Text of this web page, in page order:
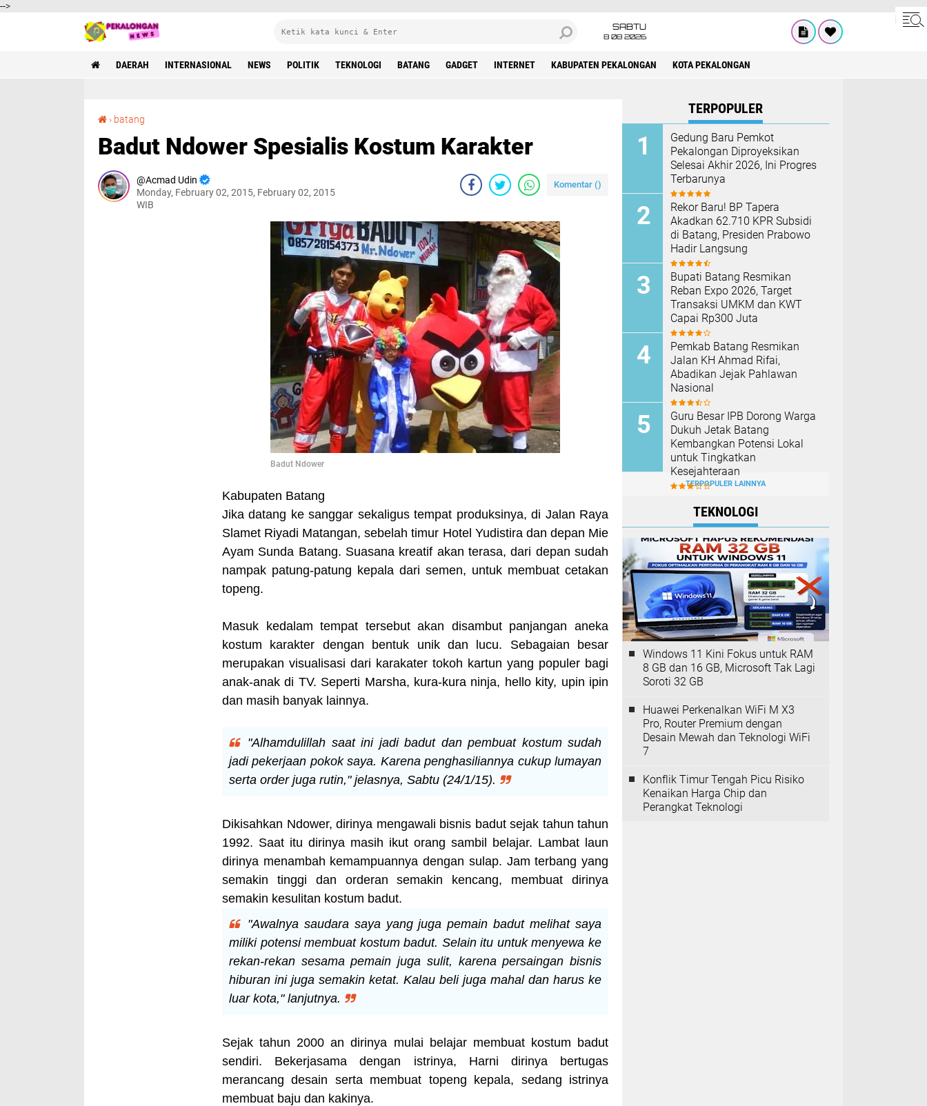
-->
SABTU
8 08 2026
DAERAH INTERNASIONAL NEWS POLITIK TEKNOLOGI BATANG GADGET INTERNET KABUPATEN PEKALONGAN KOTA PEKALONGAN
› batang
Badut Ndower Spesialis Kostum Karakter
Acmad Udin
Monday, February 02, 2015, February 02, 2015
WIB
Komentar ()
Badut Ndower
Kabupaten Batang
Jika datang ke sanggar sekaligus tempat produksinya, di Jalan Raya
Slamet Riyadi Matangan, sebelah timur Hotel Yudistira dan depan Mie
Ayam Sunda Batang. Suasana kreatif akan terasa, dari depan sudah
nampak patung-patung kepala dari semen, untuk membuat cetakan
topeng.
Masuk kedalam tempat tersebut akan disambut panjangan aneka
kostum karakter dengan bentuk unik dan lucu. Sebagaian besar
merupakan visualisasi dari karakater tokoh kartun yang populer bagi
anak-anak di TV. Seperti Marsha, kura-kura ninja, hello kity, upin ipin
dan masih banyak lainnya.
"Alhamdulillah saat ini jadi badut dan pembuat kostum sudah
jadi pekerjaan pokok saya. Karena penghasiliannya cukup lumayan
serta order juga rutin," jelasnya, Sabtu (24/1/15).
Dikisahkan Ndower, dirinya mengawali bisnis badut sejak tahun tahun
1992. Saat itu dirinya masih ikut orang sambil belajar. Lambat laun
dirinya menambah kemampuannya dengan sulap. Jam terbang yang
semakin tinggi dan orderan semakin kencang, membuat dirinya
semakin kesulitan kostum badut.
"Awalnya saudara saya yang juga pemain badut melihat saya
miliki potensi membuat kostum badut. Selain itu untuk menyewa ke
rekan-rekan sesama pemain juga sulit, karena persaingan bisnis
hiburan ini juga semakin ketat. Kalau beli juga mahal dan harus ke
luar kota," lanjutnya.
Sejak tahun 2000 an dirinya mulai belajar membuat kostum badut
sendiri. Bekerjasama dengan istrinya, Harni dirinya bertugas
merancang desain serta membuat topeng kepala, sedang istrinya
membuat baju dan kakinya.
TERPOPULER
Gedung Baru Pemkot
Pekalongan Diproyeksikan
Selesai Akhir 2026, Ini Progres
Terbarunya
Rekor Baru! BP Tapera
Akadkan 62.710 KPR Subsidi
di Batang, Presiden Prabowo
Hadir Langsung
Bupati Batang Resmikan
Reban Expo 2026, Target
Transaksi UMKM dan KWT
Capai Rp300 Juta
Pemkab Batang Resmikan
Jalan KH Ahmad Rifai,
Abadikan Jejak Pahlawan
Nasional
Guru Besar IPB Dorong Warga
Dukuh Jetak Batang
Kembangkan Potensi Lokal
untuk Tingkatkan
Kesejahteraan
TERPOPULER LAINNYA
TEKNOLOGI
Windows 11 Kini Fokus untuk RAM
8 GB dan 16 GB, Microsoft Tak Lagi
Soroti 32 GB
Huawei Perkenalkan WiFi M X3
Pro, Router Premium dengan
Desain Mewah dan Teknologi WiFi
7
Konflik Timur Tengah Picu Risiko
Kenaikan Harga Chip dan
Perangkat Teknologi